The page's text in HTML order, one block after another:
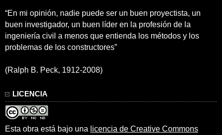
“En mi opinión, nadie puede ser un buen proyectista, un
buen investigador, un buen líder en la profesión de la
ingeniería civil a menos que entienda los métodos y los
problemas de los constructores”
(Ralph B. Peck, 1912-2008)
LICENCIA
Esta obra está bajo una licencia de Creative Commons